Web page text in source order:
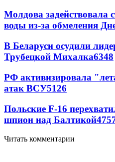
Молдова задействовала
воды из-за обмеления
В Беларуси осудили
Трубецкой Михалка6348
РФ активизировала
атак ВСУ5126
Польские F-16
шпион над Балтикой
Читать комментарии